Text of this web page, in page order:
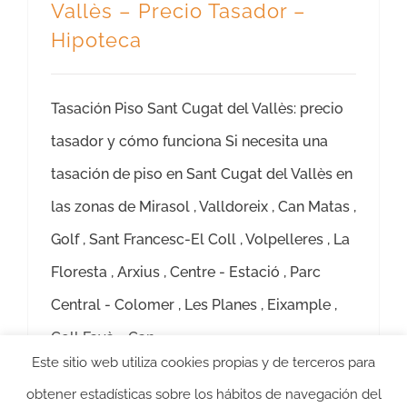
Vallès – Precio Tasador –
Hipoteca
Tasación Piso Sant Cugat del Vallès: precio
tasador y cómo funciona Si necesita una
tasación de piso en Sant Cugat del Vallès en
las zonas de Mirasol , Valldoreix , Can Matas ,
Golf , Sant Francesc-El Coll , Volpelleres , La
Floresta , Arxius , Centre - Estació , Parc
Central - Colomer , Les Planes , Eixample ,
Coll Favà - Can
Más información
Este sitio web utiliza cookies propias y de terceros para
obtener estadísticas sobre los hábitos de navegación del